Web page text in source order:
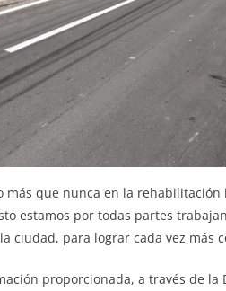
más que nunca en la
estamos por todas partes
ciudad, para lograr cada vez más
proporcionada, a través de